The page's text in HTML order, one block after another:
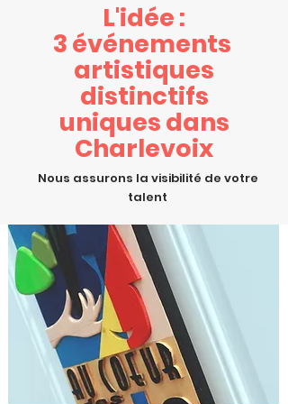
L'idée :
3 événements
artistiques
distinctifs
uniques dans
Charlevoix
Nous assurons la visibilité de votre
talent